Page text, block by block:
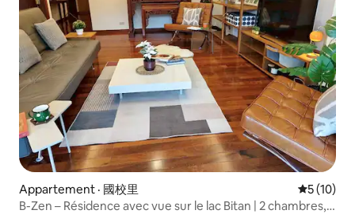
Appartement · 國校里 Note
5 (10)
B-Zen – Résidence avec vue sur le lac Bitan | 2 chambres,